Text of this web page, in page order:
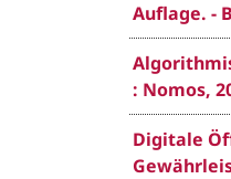
Auflage. -
: Nomos,
Digitale